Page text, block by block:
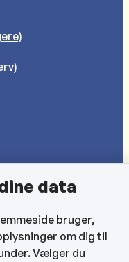
data
bruger,
om dig til
Vælger du